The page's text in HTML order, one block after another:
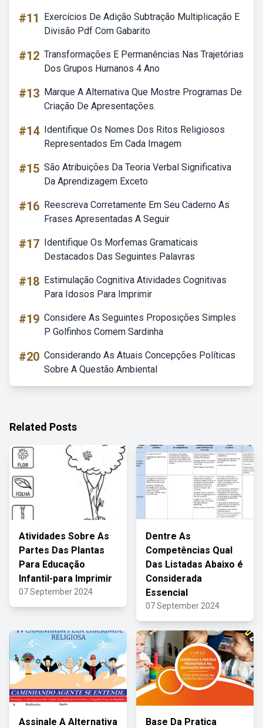
#11
Exercícios De Adição Subtração Multiplicação E
Divisão Pdf Com Gabarito
#12 Transformações E Permanências Nas Trajetórias
Dos Grupos Humanos 4 Ano
#13 Marque A Alternativa Que Mostre Programas De
Criação De Apresentações.
#14 Identifique Os Nomes Dos Ritos Religiosos
Representados Em Cada Imagem
#15 São Atribuições Da Teoria Verbal Significativa
Da Aprendizagem Exceto
#16 Reescreva Corretamente Em Seu Caderno As
Frases Apresentadas A Seguir
#17 Identifique Os Morfemas Gramaticais
Destacados Das Seguintes Palavras
#18 Estimulação Cognitiva Atividades Cognitivas
Para Idosos Para Imprimir
#19 Considere As Seguintes Proposições Simples
P Golfinhos Comem Sardinha
#20 Considerando As Atuais Concepções Políticas
Sobre A Questão Ambiental
Related Posts
Atividades Sobre As
Partes Das Plantas
Para Educação
Infantil-para Imprimir
07 September 2024
Dentre As
Competências Qual
Das Listadas Abaixo é
Considerada
Essencial
07 September 2024
Assinale A Alternativa Base Da Pratica